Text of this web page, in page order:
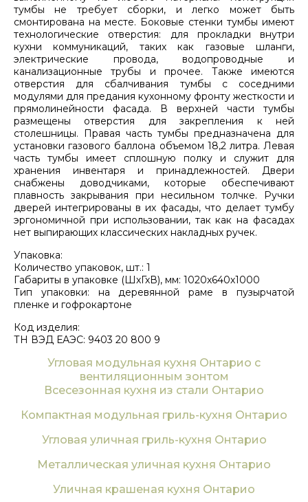
тумбы не требует сборки, и легко может быть
смонтирована на месте. Боковые стенки тумбы имеют
технологические отверстия: для прокладки внутри
кухни коммуникаций, таких как газовые шланги,
электрические провода, водопроводные и
канализационные трубы и прочее. Также имеются
отверстия для сбалчивания тумбы с соседними
модулями для предания кухонному фронту жесткости и
прямолинейности фасада. В верхней части тумбы
размещены отверстия для закрепления к ней
столешницы. Правая часть тумбы предназначена для
установки газового баллона объемом 18,2 литра. Левая
часть тумбы имеет сплошную полку и служит для
хранения инвентаря и принадлежностей. Двери
снабжены доводчиками, которые обеспечивают
плавность закрывания при несильном толчке. Ручки
дверей интегрированы в их фасады, что делает тумбу
эргономичной при использовании, так как на фасадах
нет выпирающих классических накладных ручек.
Упаковка:
Количество упаковок, шт.: 1
Габариты в упаковке (ШхГхВ), мм: 1020х640х1000
Тип упаковки: на деревянной раме в пузырчатой
пленке и гофрокартоне
Код изделия:
ТН ВЭД ЕАЭС: 9403 20 800 9
Угловая модульная кухня Онтарио с
вентиляционным зонтом
Всесезонная кухня из стали Онтарио
Компактная модульная гриль-кухня Онтарио
Угловая уличная гриль-кухня Онтарио
Металлическая уличная кухня Онтарио
Уличная крашеная кухня Онтарио